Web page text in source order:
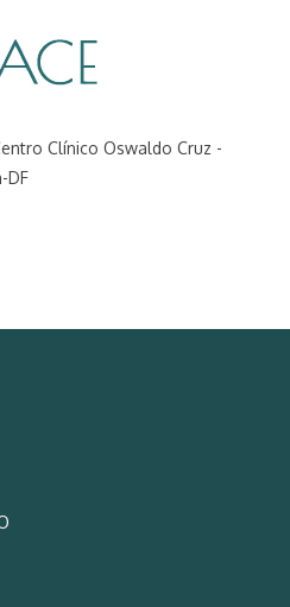
Clínico Oswaldo Cruz -
DF